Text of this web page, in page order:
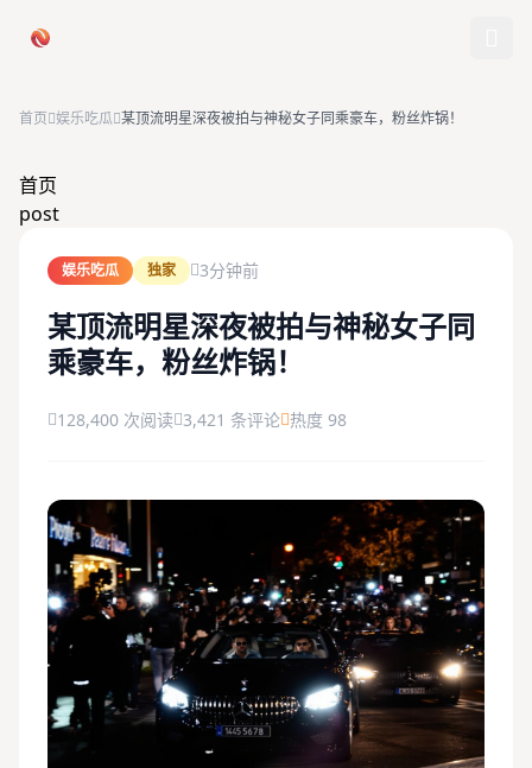
今日爆料
首页 娱乐吃瓜 某顶流明星深夜被拍与神秘女子同乘豪车，粉丝炸锅！
首页
post
娱乐吃瓜 独家 3分钟前
某顶流明星深夜被拍与神秘女子同
乘豪车，粉丝炸锅！
128,400 次阅读 3,421 条评论 热度 98